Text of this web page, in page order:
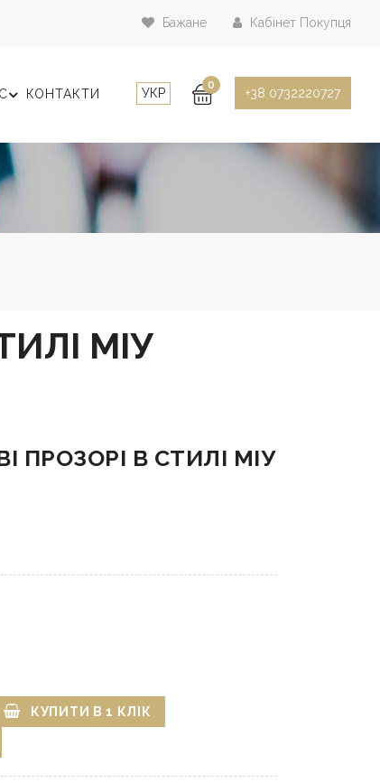
Бажане Кабінет Покупця
КОНТАКТИ УКР
0
+38 0732220727
МІУ
ПРОЗОРІ В СТИЛІ МІУ
КУПИТИ В 1 КЛІК